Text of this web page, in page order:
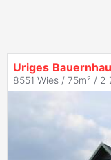
Uriges
8551 Wies / 75m² / 2